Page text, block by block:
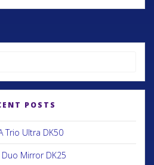
POSTS
Trio Ultra DK50
Duo Mirror DK25